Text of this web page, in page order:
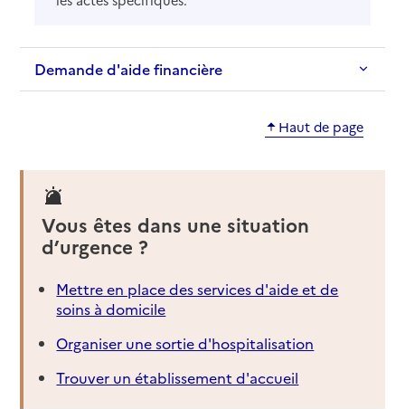
Demande d'aide financière
Haut de page
Vous êtes dans une situation
d’urgence ?
Mettre en place des services d'aide et de
soins à domicile
Organiser une sortie d'hospitalisation
Trouver un établissement d'accueil